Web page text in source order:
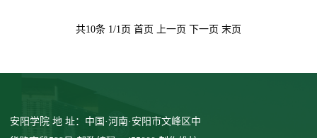
共10条 1/1页 首页 上一页 下一页 末页
安阳学院 地 址：中国·河南·安阳市文峰区中